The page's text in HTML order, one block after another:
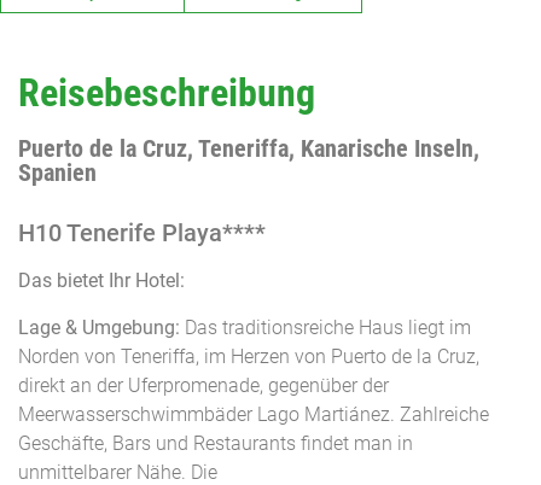
Reisebeschreibung
Puerto de la Cruz, Teneriffa, Kanarische Inseln,
Spanien
H10 Tenerife Playa****
Das bietet Ihr Hotel:
Lage & Umgebung: Das traditionsreiche Haus liegt im
Norden von Teneriffa, im Herzen von Puerto de la Cruz,
direkt an der Uferpromenade, gegenüber der
Meerwasserschwimmbäder Lago Martiánez. Zahlreiche
Geschäfte, Bars und Restaurants findet man in
unmittelbarer Nähe. Die